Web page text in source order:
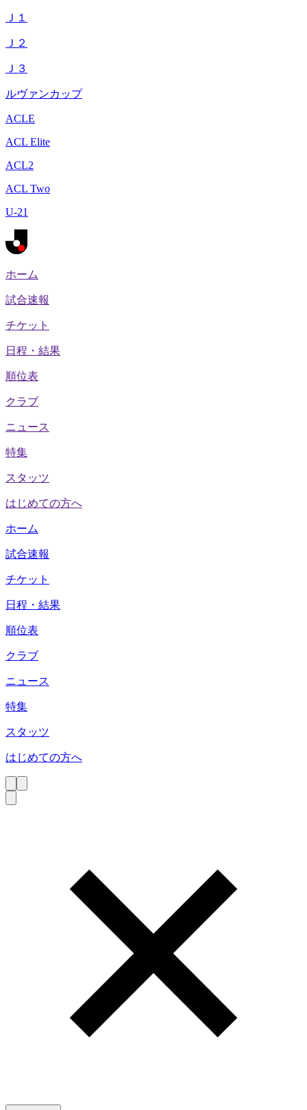
Ｊ１
Ｊ２
Ｊ３
ルヴァンカップ
ACLE
ACL Elite
ACL2
ACL Two
U-21
ホーム
試合速報
チケット
日程・結果
順位表
クラブ
ニュース
特集
スタッツ
はじめての方へ
ホーム
試合速報
チケット
日程・結果
順位表
クラブ
ニュース
特集
スタッツ
はじめての方へ